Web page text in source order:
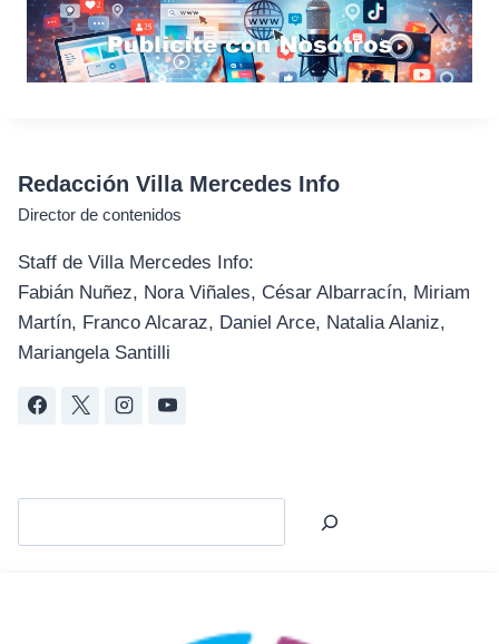
Redacción Villa Mercedes Info
Director de contenidos
Staff de Villa Mercedes Info:
Fabián Nuñez, Nora Viñales, César Albarracín, Miriam
Martín, Franco Alcaraz, Daniel Arce, Natalia Alaniz,
Mariangela Santilli